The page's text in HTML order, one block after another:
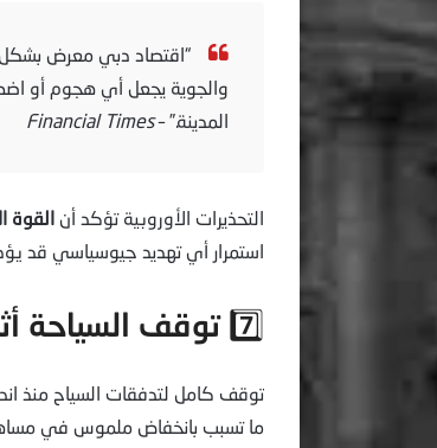
“اقتصاد دبي معرض بشكل
والجوية يجعل أي هجوم أو
المدينة.” –Financial Times
التحذيرات الأوروبية تؤكد أن القوة
استمرار أي تهديد جيوسياسي قد
7️⃣ توقف السياحة أثر بشكل مباشر على الناتج المحلي:
توقف كامل لتدفقات السياح منذ
ما تسبب بانخفاض ملموس في